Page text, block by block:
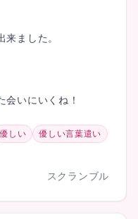
ました。
いにいくね！
優しい
優しい言葉遣い
スクランブル